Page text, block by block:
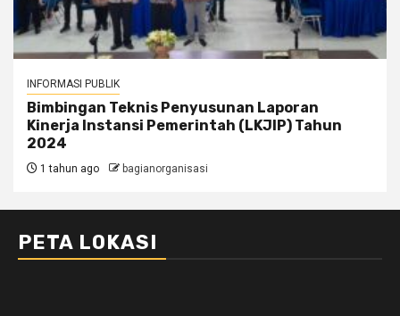
INFORMASI PUBLIK
Bimbingan Teknis Penyusunan Laporan
Kinerja Instansi Pemerintah (LKJIP) Tahun
2024
1 tahun ago bagianorganisasi
PETA LOKASI